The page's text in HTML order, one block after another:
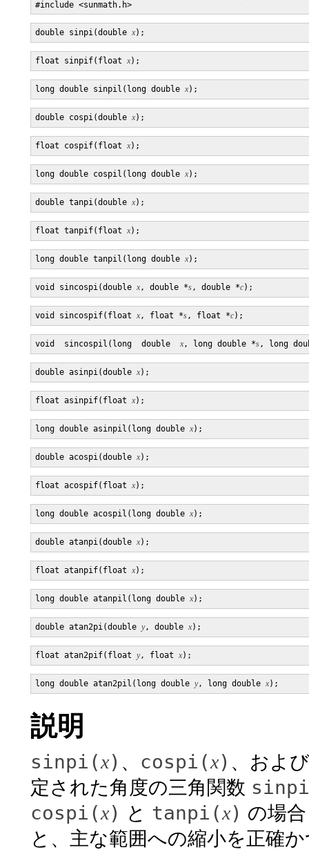
double sinpi(double x
float sinpif(float x
long double sinpil(long double x
double cospi(double x
float cospif(float x
long double cospil(long double x
double tanpi(double x
float tanpif(float x
long double tanpil(long double x
void sincospi(double x, double *s, double *c
void sincospif(float x, float *s, float *c
void  sincospil(long  double x, long double *s, long
double asinpi(double x
float asinpif(float x
long double asinpil(long double x
double acospi(double x
float acospif(float x
long double acospil(long double x
double atanpi(double x
float atanpif(float x
long double atanpil(long double x
double atan2pi(double y, double x
float atan2pif(float y, float x
long double atan2pil(long double y, long double x
説明
sinpi(x) 、 cospi(x) 、およ
定された角度の三角関数
cospi(x) と tanpi(x) の場
と、主な範囲への縮小を正確